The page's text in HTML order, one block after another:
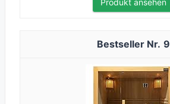
Produkt ansehen
9